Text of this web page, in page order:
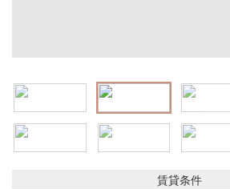
賃貸条件